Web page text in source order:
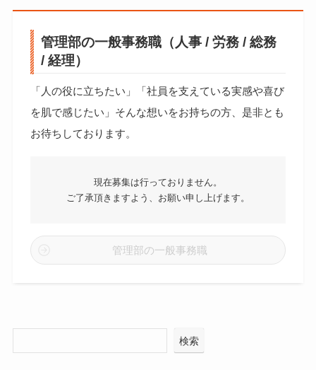
管理部の一般事務職（人事 / 労務 / 総務
/ 経理）
「人の役に立ちたい」「社員を支えている実感や喜び
を肌で感じたい」そんな想いをお持ちの方、是非とも
お待ちしております。
現在募集は行っておりません。
ご了承頂きますよう、お願い申し上げます。
管理部の一般事務職
検索